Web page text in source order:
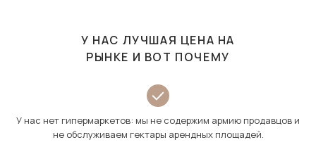
У НАС ЛУЧШАЯ ЦЕНА НА
РЫНКЕ И ВОТ ПОЧЕМУ
У нас нет гипермаркетов: мы не содержим армию продавцов и
не обслуживаем гектары арендных площадей.